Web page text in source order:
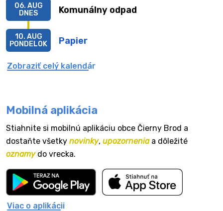
Komunálny odpad
06. AUG
DNES
Papier
10. AUG
PONDELOK
Zobraziť celý kalendár
Mobilná aplikácia
Stiahnite si mobilnú aplikáciu obce Čierny Brod a
dostaňte všetky novinky, upozorneniaa dôležité
oznamydo vrecka.
Viac o aplikácii